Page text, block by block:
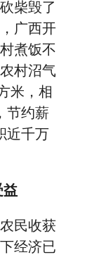
柴毁了
广西开
煮饭不
村沼气
米，相
节约薪
近千万
益
民收获
经济已